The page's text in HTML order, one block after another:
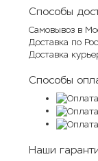
Способы
Самовывоз в
Доставка по
Доставка
Способы
Наши